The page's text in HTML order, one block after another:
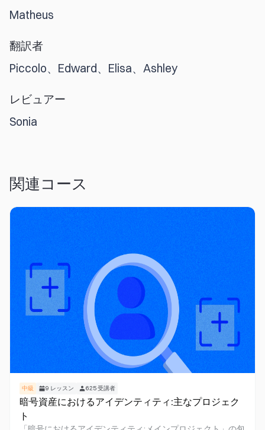
Matheus
翻訳者
Piccolo、Edward、Elisa、Ashley
レビュアー
Sonia
関連コース
中級 9 レッスン 625受講者
暗号資産におけるアイデンティティ:主なプロジェク
ト